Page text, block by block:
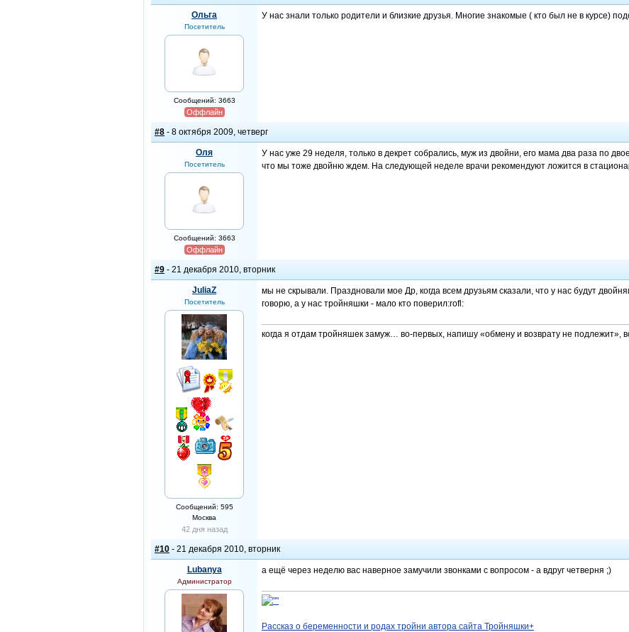
Ольга
Посетитель
Сообщений: 3663
Оффлайн
У нас знали только родители и близкие друзья. Многие знакомые ( кто был не в курсе)
#8 - 8 октября 2009, четверг
Оля
Посетитель
Сообщений: 3663
Оффлайн
У нас уже 29 неделя, только в декрет собрались, муж из двойни, его мама два раза по
что мы тоже двойню ждем. На следующей неделе врачи рекомендуют ложится в
#9 - 21 декабря 2010, вторник
JuliaZ
Посетитель
Сообщений: 595
Москва
42 дня назад
мы не скрывали. Праздновали мое Др, когда всем друзьям сказали, что у нас будут
говорю, а у нас тройняшки - мало кто поверил:rofl:
когда я отдам тройняшек замуж… во-первых, напишу «обмену и возврату не подлежит»,
#10 - 21 декабря 2010, вторник
Lubanya
Администратор
а ещё через неделю вас наверное замучили звонками с вопросом - а вдруг четверня ;)
Рассказ о беременности и родах тройни автора сайта Тройняшки+